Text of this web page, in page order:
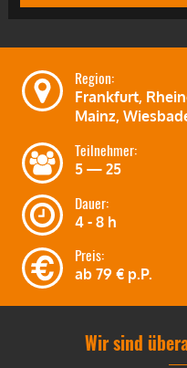
Region:
Frankfurt,
Mainz,
Teilnehmer:
5 — 25
Dauer:
4 - 8 h
Preis:
ab 79 €p.P.
Wir sind